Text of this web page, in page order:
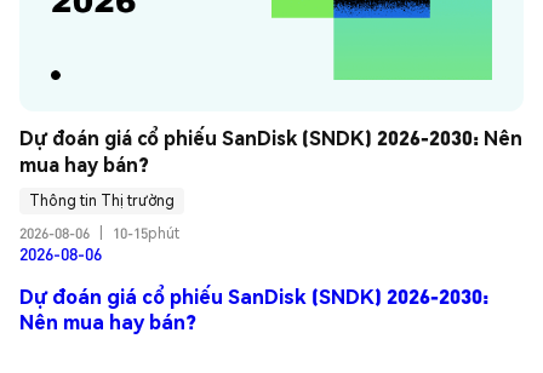
Dự đoán giá cổ phiếu SanDisk (SNDK) 2026-2030: Nên
mua hay bán?
Thông tin Thị trường
2026-08-06
10-15phút
2026-08-06
Dự đoán giá cổ phiếu SanDisk (SNDK) 2026-2030:
Nên mua hay bán?